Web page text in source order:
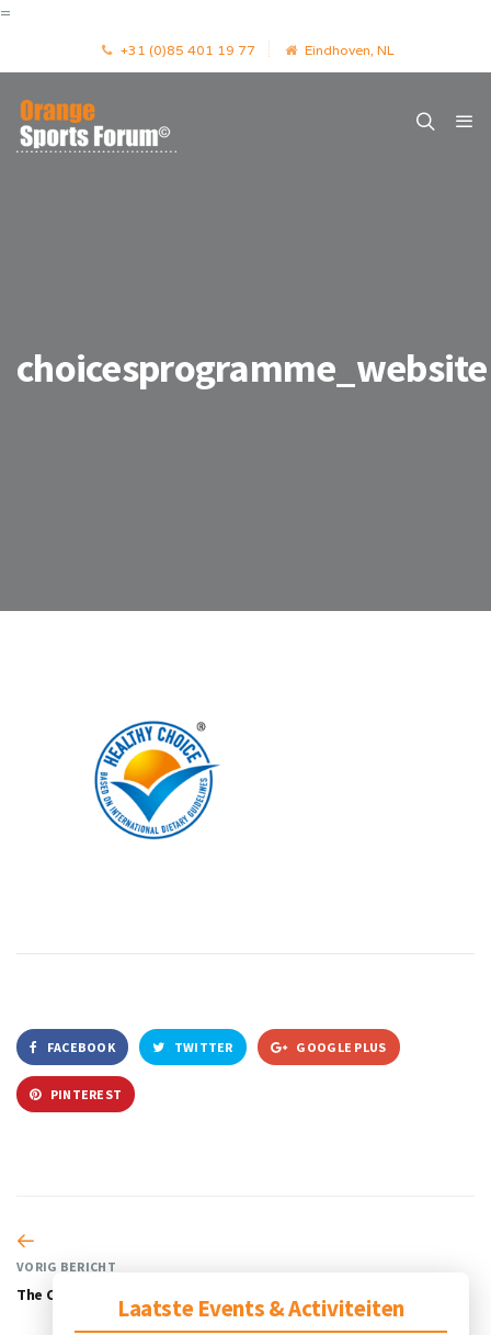
Laatste Events & Activiteiten
=
+31 (0)85 401 19 77 Eindhoven, NL
choicesprogramme_website
FACEBOOK TWITTER GOOGLE PLUS
PINTEREST
VORIG BERICHT
The Choices Programme